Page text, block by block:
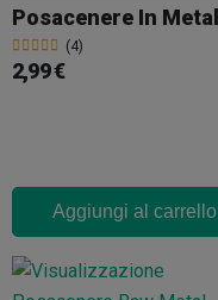
(4)
2,99 €
Aggiungi al carrello